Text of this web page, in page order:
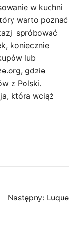
w kuchni
warto poznać
spróbować
koniecznie
lub
, gdzie
z Polski.
która wciąż
Następny: Luque